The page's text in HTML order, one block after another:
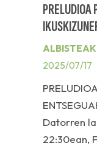
PRELUDIOA
ALBISTEAK
2025/07/17
Datorren
22:30ean,